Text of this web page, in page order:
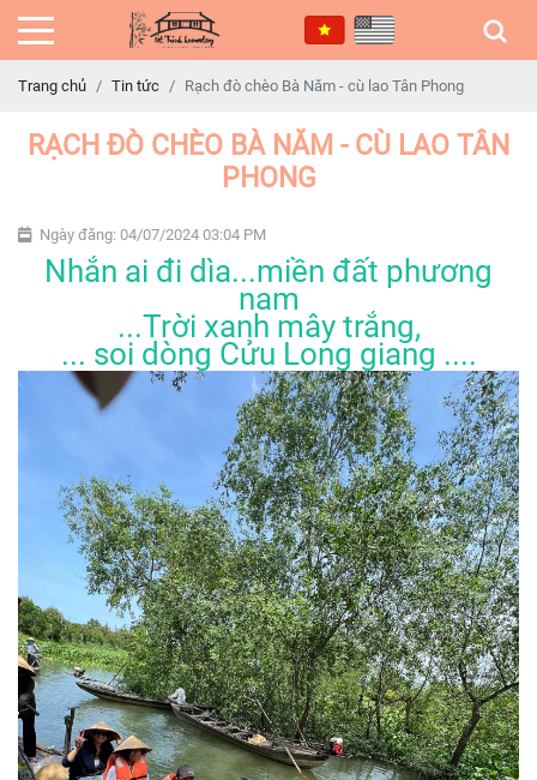
Trang chủ Tin tức Rạch đò chèo Bà Năm - cù lao Tân Phong
RẠCH ĐÒ CHÈO BÀ NĂM - CÙ LAO TÂN
PHONG
Ngày đăng: 04/07/2024 03:04 PM
Nhắn ai đi dìa...miền đất phương
nam
...Trời xanh mây trắng,
... soi dòng Cửu Long giang ....